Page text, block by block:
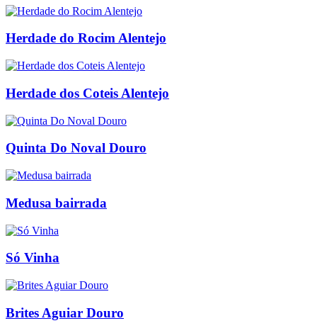
Herdade do Rocim Alentejo
Herdade dos Coteis Alentejo
Quinta Do Noval Douro
Medusa bairrada
Só Vinha
Brites Aguiar Douro